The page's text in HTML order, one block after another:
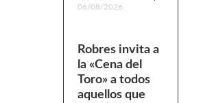
06/08/2026
Robres invita a
la «Cena del
Toro» a todos
aquellos que